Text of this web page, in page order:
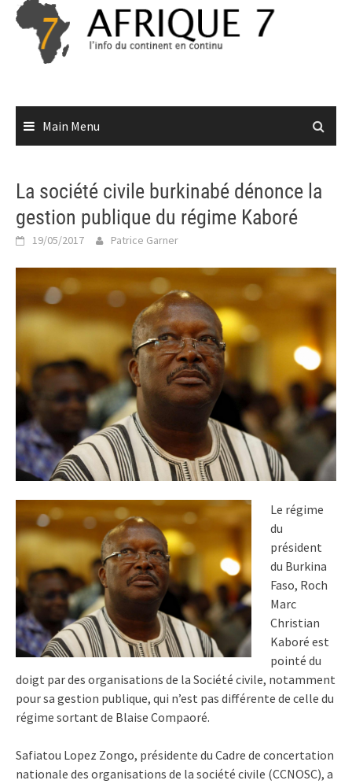
Skip
content
Main Menu
La société civile burkinabé dénonce la
gestion publique du régime Kaboré
19/05/2017 Patrice Garner
Le régime
du
président
du Burkina
Faso, Roch
Marc
Christian
Kaboré est
pointé du
doigt par des organisations de la Société civile, notamment
pour sa gestion publique, qui n’est pas différente de celle du
régime sortant de Blaise Compaoré.
Safiatou Lopez Zongo, présidente du Cadre de concertation
nationale des organisations de la société civile (CCNOSC), a